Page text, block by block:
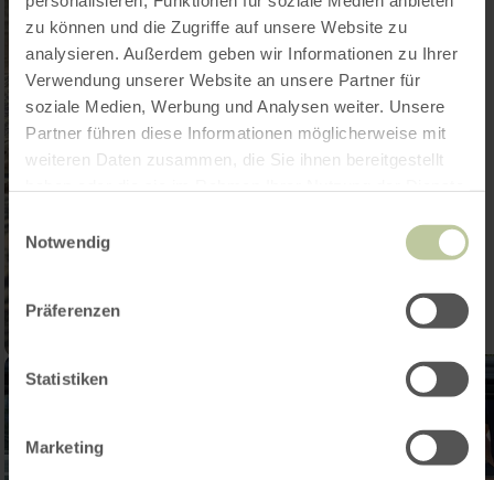
zu können und die Zugriffe auf unsere Website zu
analysieren. Außerdem geben wir Informationen zu Ihrer
Verwendung unserer Website an unsere Partner für
soziale Medien, Werbung und Analysen weiter. Unsere
Partner führen diese Informationen möglicherweise mit
weiteren Daten zusammen, die Sie ihnen bereitgestellt
Einwilligungsauswahl
Notwendig
Präferenzen
Statistiken
Marketing